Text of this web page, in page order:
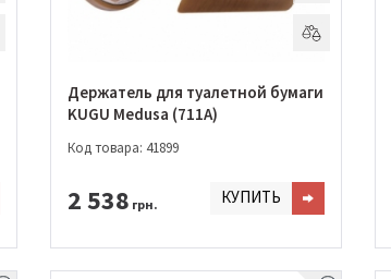
Держатель для туалетной бумаги
KUGU Medusa (711A)
Код товара: 41899
2 538 грн. КУПИТЬ